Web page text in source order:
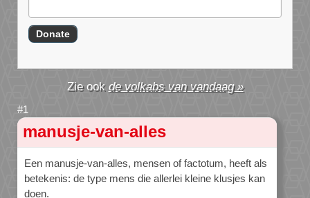
de volkabs van vandaag »
manusje-van-alles
Een manusje-van-alles, mensen of factotum, heeft als
betekenis: de type mens die allerlei kleine klusjes kan
doen.